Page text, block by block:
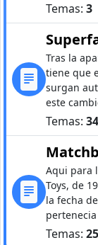
Temas: 3
Tras la
tiene que
surgan
este
Temas: 34
Aqui para
Toys, de
la fecha
Temas: 25